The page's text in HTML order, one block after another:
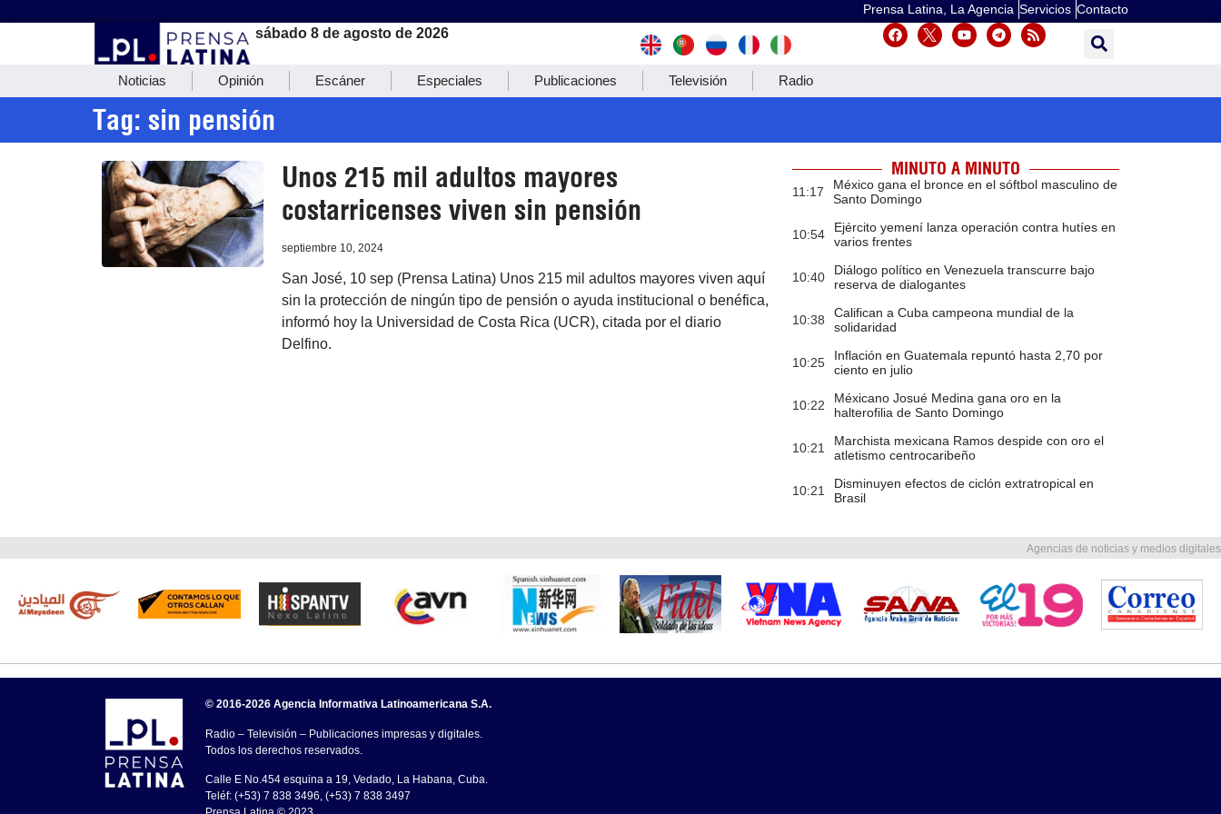
Prensa Latina, La Agencia Servicios Contacto
sábado 8 de agosto de 2026
Noticias Opinión Escáner Especiales Publicaciones Televisión Radio
Tag: sin pensión
Unos 215 mil adultos mayores
costarricenses viven sin pensión
septiembre 10, 2024
San José, 10 sep (Prensa Latina) Unos 215 mil adultos mayores viven aquí
sin la protección de ningún tipo de pensión o ayuda institucional o benéfica,
informó hoy la Universidad de Costa Rica (UCR), citada por el diario
Delfino.
MINUTO A MINUTO
11:17
México gana el bronce en el sóftbol masculino de
Santo Domingo
10:54
Ejército yemení lanza operación contra hutíes en
varios frentes
10:40
Diálogo político en Venezuela transcurre bajo
reserva de dialogantes
10:38
Califican a Cuba campeona mundial de la
solidaridad
10:25
Inflación en Guatemala repuntó hasta 2,70 por
ciento en julio
10:22
Méxicano Josué Medina gana oro en la
halterofilia de Santo Domingo
10:21
Marchista mexicana Ramos despide con oro el
atletismo centrocaribeño
10:21
Disminuyen efectos de ciclón extratropical en
Brasil
Agencias de noticias y medios digitales
© 2016-2026 Agencia Informativa Latinoamericana S.A.
Radio – Televisión – Publicaciones impresas y digitales.
Todos los derechos reservados.
Calle E No.454 esquina a 19, Vedado, La Habana, Cuba.
Teléf: (+53) 7 838 3496, (+53) 7 838 3497